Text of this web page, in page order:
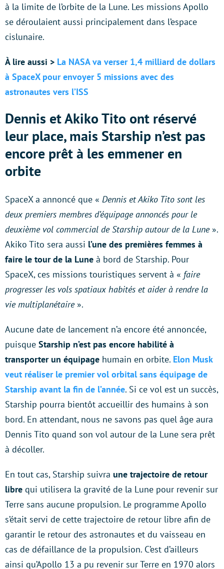
à la limite de l’orbite de la Lune. Les missions Apollo
se déroulaient aussi principalement dans l’espace
cislunaire.
À lire aussi > La NASA va verser 1,4 milliard de dollars
à SpaceX pour envoyer 5 missions avec des
astronautes vers l’ISS
Dennis et Akiko Tito ont réservé
leur place, mais Starship n’est pas
encore prêt à les emmener en
orbite
SpaceX a annoncé que « Dennis et Akiko Tito sont les
deux premiers membres d’équipage annoncés pour le
deuxième vol commercial de Starship autour de la Lune».
Akiko Tito sera aussi l’une des premières femmes à
faire le tour de la Lune à bord de Starship. Pour
SpaceX, ces missions touristiques servent à « faire
progresser les vols spatiaux habités et aider à rendre la
vie multiplanétaire».
Aucune date de lancement n’a encore été annoncée,
puisque Starship n’est pas encore habilité à
transporter un équipage humain en orbite. Elon Musk
veut réaliser le premier vol orbital sans équipage de
Starship avant la fin de l’année. Si ce vol est un succès,
Starship pourra bientôt accueillir des humains à son
bord. En attendant, nous ne savons pas quel âge aura
Dennis Tito quand son vol autour de la Lune sera prêt
à décoller.
En tout cas, Starship suivra une trajectoire de retour
libre qui utilisera la gravité de la Lune pour revenir sur
Terre sans aucune propulsion. Le programme Apollo
s’était servi de cette trajectoire de retour libre afin de
garantir le retour des astronautes et du vaisseau en
cas de défaillance de la propulsion. C’est d’ailleurs
ainsi qu’Apollo 13 a pu revenir sur Terre en 1970 alors